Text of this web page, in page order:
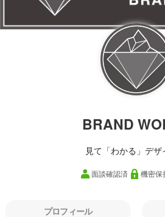
BRAND
見て「わかる」デザ
面談確認済 機密保
プロフィール